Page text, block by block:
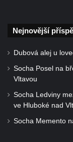
Cítolibech
Hrob Josefa
Hrob Jana
Chlumčanech
Hrob Václava
Hrob Karla
Nejnovější
Dubová alej u
Socha Posel na
Vltavou
Socha Ledviny
ve Hluboké nad
Socha Memento